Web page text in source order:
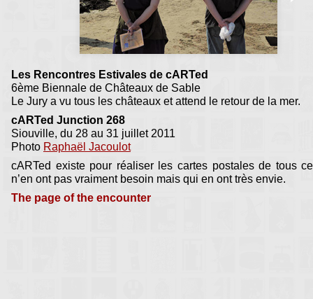
Les Rencontres Estivales de cARTed
6ème Biennale de Châteaux de Sable
Le Jury a vu tous les châteaux et attend le retour de la mer.
cARTed Junction 268
Siouville, du 28 au 31 juillet 2011
Photo Raphaël Jacoulot
cARTed existe pour réaliser les cartes postales de tous
n’en ont pas vraiment besoin mais qui en ont très envie.
The page of the encounter